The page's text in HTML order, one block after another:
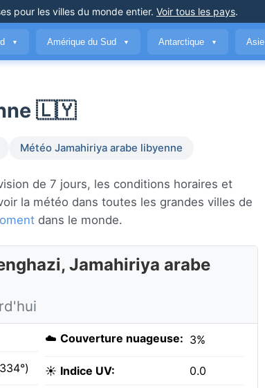
pour les villes du monde entier. Voir tous les pays.
▼ Amérique du Sud ▼ Antarctique ▼ Asie
🇱🇾
Météo Jamahiriya arabe libyenne
de 7 jours, les conditions horaires et
la météo dans toutes les grandes villes de
dans le monde.
Jamahiriya arabe
☁️ Couverture nuageuse: 3%
☀️ Indice UV: 0.0